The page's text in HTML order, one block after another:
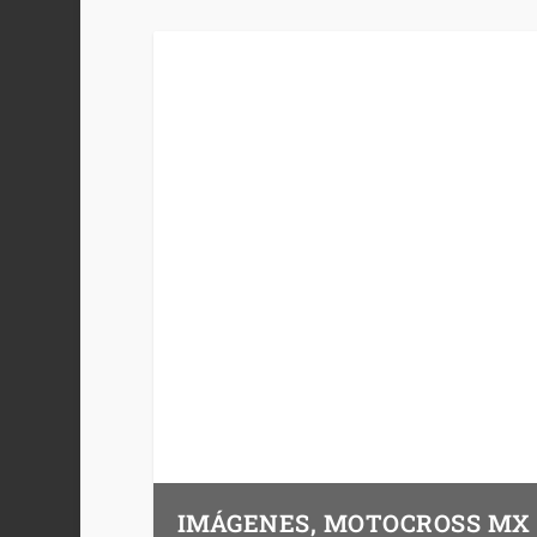
IMÁGENES, MOTOCROSS MX